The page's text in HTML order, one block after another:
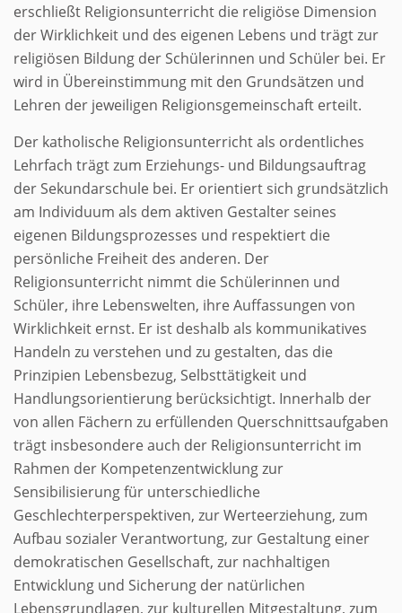
erschließt Religionsunterricht die religiöse Dimension
der Wirklichkeit und des eigenen Lebens und trägt zur
religiösen Bildung der Schülerinnen und Schüler bei. Er
wird in Übereinstimmung mit den Grundsätzen und
Lehren der jeweiligen Religionsgemeinschaft erteilt.
Der katholische Religionsunterricht als ordentliches
Lehrfach trägt zum Erziehungs- und Bildungsauftrag
der Sekundarschule bei. Er orientiert sich grundsätzlich
am Individuum als dem aktiven Gestalter seines
eigenen Bildungsprozesses und respektiert die
persönliche Freiheit des anderen. Der
Religionsunterricht nimmt die Schülerinnen und
Schüler, ihre Lebenswelten, ihre Auffassungen von
Wirklichkeit ernst. Er ist deshalb als kommunikatives
Handeln zu verstehen und zu gestalten, das die
Prinzipien Lebensbezug, Selbsttätigkeit und
Handlungsorientierung berücksichtigt. Innerhalb der
von allen Fächern zu erfüllenden Querschnittsaufgaben
trägt insbesondere auch der Religionsunterricht im
Rahmen der Kompetenzentwicklung zur
Sensibilisierung für unterschiedliche
Geschlechterperspektiven, zur Werteerziehung, zum
Aufbau sozialer Verantwortung, zur Gestaltung einer
demokratischen Gesellschaft, zur nachhaltigen
Entwicklung und Sicherung der natürlichen
Lebensgrundlagen, zur kulturellen Mitgestaltung, zum